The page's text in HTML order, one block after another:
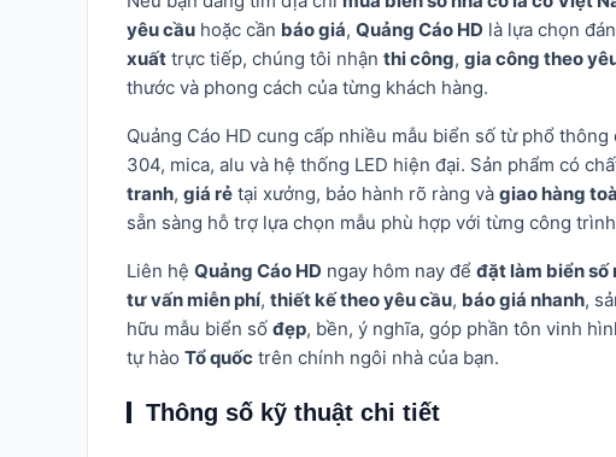
yêu cầu hoặc cần báo giá, Quảng Cáo HD là lựa chọn
xuất trực tiếp, chúng tôi nhận thi công, gia công theo
thước và phong cách của từng khách hàng.
Quảng Cáo HD cung cấp nhiều mẫu biển số từ phổ thông
304, mica, alu và hệ thống LED hiện đại. Sản phẩm có
tranh, giá rẻ tại xưởng, bảo hành rõ ràng và giao hàng
sẵn sàng hỗ trợ lựa chọn mẫu phù hợp với từng công
Liên hệ Quảng Cáo HD ngay hôm nay để đặt làm biển số
tư vấn miễn phí, thiết kế theo yêu cầu, báo giá nhanh,
hữu mẫu biển số đẹp, bền, ý nghĩa, góp phần tôn vinh
tự hào Tổ quốc trên chính ngôi nhà của bạn.
Thông số kỹ thuật chi tiết